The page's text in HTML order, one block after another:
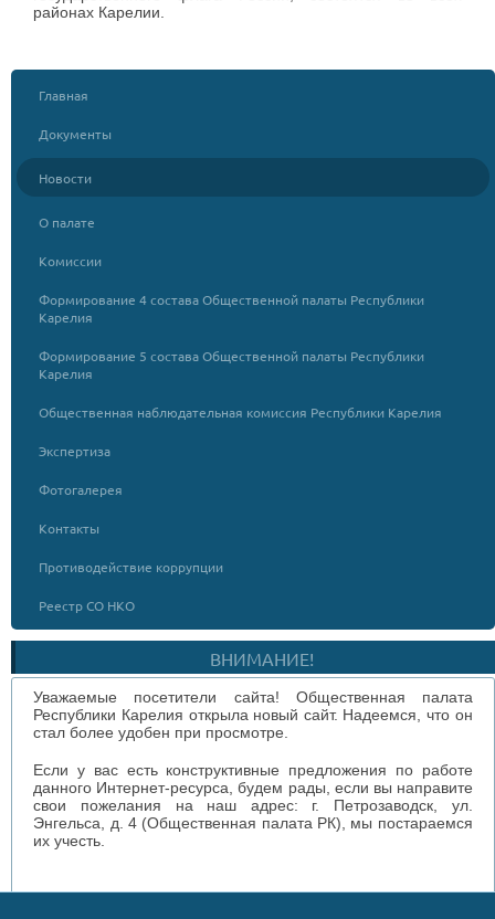
районах Карелии.
Главная
Документы
Новости
О палате
Комиссии
Формирование 4 состава Общественной палаты Республики
Карелия
Формирование 5 состава Общественной палаты Республики
Карелия
Общественная наблюдательная комиссия Республики Карелия
Экспертиза
Фотогалерея
Контакты
Противодействие коррупции
Реестр СО НКО
ВНИМАНИЕ!
Уважаемые посетители сайта! Общественная палата
Республики Карелия открыла новый сайт. Надеемся, что он
стал более удобен при просмотре.
Если у вас есть конструктивные предложения по работе
данного Интернет-ресурса, будем рады, если вы направите
свои пожелания на наш адрес: г. Петрозаводск, ул.
Энгельса, д. 4 (Общественная палата РК), мы постараемся
их учесть.